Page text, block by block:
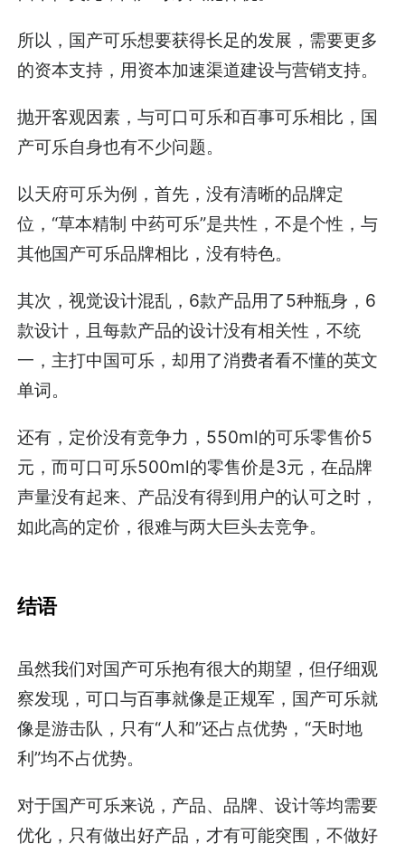
所以，国产可乐想要获得长足的发展，需要更多
的资本支持，用资本加速渠道建设与营销支持。
抛开客观因素，与可口可乐和百事可乐相比，国
产可乐自身也有不少问题。
以天府可乐为例，首先，没有清晰的品牌定
位，“草本精制 中药可乐”是共性，不是个性，与
其他国产可乐品牌相比，没有特色。
其次，视觉设计混乱，6款产品用了5种瓶身，6
款设计，且每款产品的设计没有相关性，不统
一，主打中国可乐，却用了消费者看不懂的英文
单词。
还有，定价没有竞争力，550ml的可乐零售价5
元，而可口可乐500ml的零售价是3元，在品牌
声量没有起来、产品没有得到用户的认可之时，
如此高的定价，很难与两大巨头去竞争。
结语
虽然我们对国产可乐抱有很大的期望，但仔细观
察发现，可口与百事就像是正规军，国产可乐就
像是游击队，只有“人和”还占点优势，“天时地
利”均不占优势。
对于国产可乐来说，产品、品牌、设计等均需要
优化，只有做出好产品，才有可能突围，不做好